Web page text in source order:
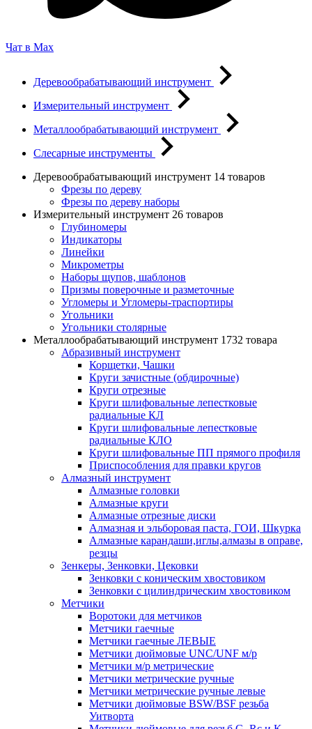
Чат в Max
Деревообрабатывающий инструмент
Измерительный инструмент
Металлообрабатывающий инструмент
Слесарные инструменты
Деревообрабатывающий инструмент 14 товаров
Фрезы по дереву
Фрезы по дереву наборы
Измерительный инструмент 26 товаров
Глубиномеры
Индикаторы
Линейки
Микрометры
Наборы щупов, шаблонов
Призмы поверочные и разметочные
Угломеры и Угломеры-траспортиры
Угольники
Угольники столярные
Металлообрабатывающий инструмент 1732 товара
Абразивный инструмент
Корщетки, Чашки
Круги зачистные (обдирочные)
Круги отрезные
Круги шлифовальные лепестковые
радиальные КЛ
Круги шлифовальные лепестковые
радиальные КЛО
Круги шлифовальные ПП прямого профиля
Приспособления для правки кругов
Алмазный инструмент
Алмазные головки
Алмазные круги
Алмазные отрезные диски
Алмазная и эльборовая паста, ГОИ, Шкурка
Алмазные карандаши,иглы,алмазы в оправе,
резцы
Зенкеры, Зенковки, Цековки
Зенковки с коническим хвостовиком
Зенковки с цилиндрическим хвостовиком
Метчики
Воротоки для метчиков
Метчики гаечные
Метчики гаечные ЛЕВЫЕ
Метчики дюймовые UNC/UNF м/р
Метчики м/р метрические
Метчики метрические ручные
Метчики метрические ручные левые
Метчики дюймовые BSW/BSF резьба
Уитворта